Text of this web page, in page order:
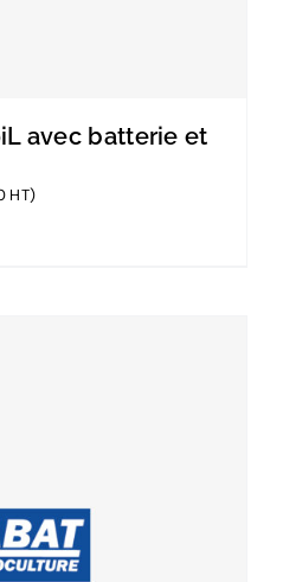
avec batterie et
HT)